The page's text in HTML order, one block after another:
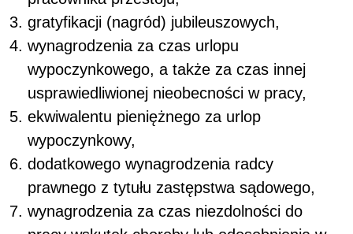
gratyfikacji (nagród) jubileuszowych,
wynagrodzenia za czas urlopu
wypoczynkowego, a także za czas innej
usprawiedliwionej nieobecności w pracy,
ekwiwalentu pieniężnego za urlop
wypoczynkowy,
dodatkowego wynagrodzenia radcy
prawnego z tytułu zastępstwa sądowego,
wynagrodzenia za czas niezdolności do